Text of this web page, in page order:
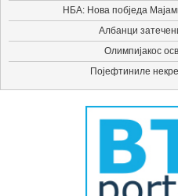
НБА: Нова побједа
Албанци
Олимпијакос
Појефтиниле